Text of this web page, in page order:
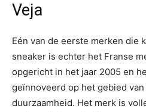
Veja
Eén van de eerste merken die
sneaker is echter het Franse
opgericht in het jaar 2005 en
geïnnoveerd op het gebied
duurzaamheid. Het merk is